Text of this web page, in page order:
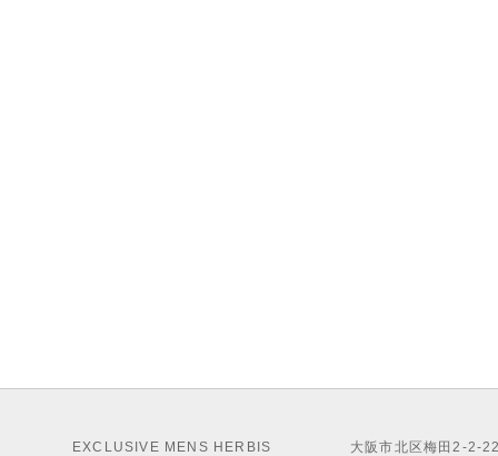
EXCLUSIVE MENS HERBIS
大阪市北区梅田2-2-